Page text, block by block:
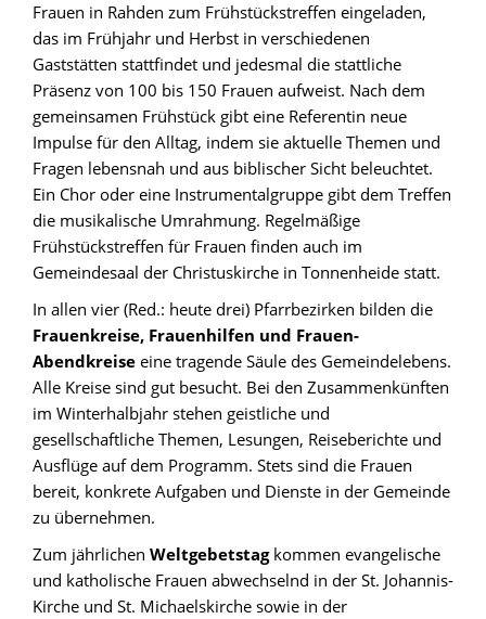
Frauen in Rahden zum Frühstückstreffen eingeladen,
das im Frühjahr und Herbst in verschiedenen
Gaststätten stattfindet und jedesmal die stattliche
Präsenz von 100 bis 150 Frauen aufweist. Nach dem
gemeinsamen Frühstück gibt eine Referentin neue
Impulse für den Alltag, indem sie aktuelle Themen und
Fragen lebensnah und aus biblischer Sicht beleuchtet.
Ein Chor oder eine Instrumentalgruppe gibt dem Treffen
die musikalische Umrahmung. Regelmäßige
Frühstückstreffen für Frauen finden auch im
Gemeindesaal der Christuskirche in Tonnenheide statt.
In allen vier (Red.: heute drei) Pfarrbezirken bilden die
Frauenkreise, Frauenhilfen und Frauen-
Abendkreise eine tragende Säule des Gemeindelebens.
Alle Kreise sind gut besucht. Bei den Zusammenkünften
im Winterhalbjahr stehen geistliche und
gesellschaftliche Themen, Lesungen, Reiseberichte und
Ausflüge auf dem Programm. Stets sind die Frauen
bereit, konkrete Aufgaben und Dienste in der Gemeinde
zu übernehmen.
Zum jährlichen Weltgebetstagkommen evangelische
und katholische Frauen abwechselnd in der St. Johannis-
Kirche und St. Michaelskirche sowie in der